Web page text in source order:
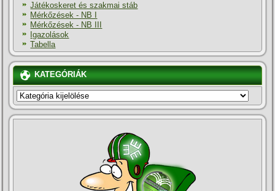
Játékoskeret és szakmai stáb
Mérkőzések - NB I
Mérkőzések - NB III
Igazolások
Tabella
KATEGÓRIÁK
KATEGÓRIÁK